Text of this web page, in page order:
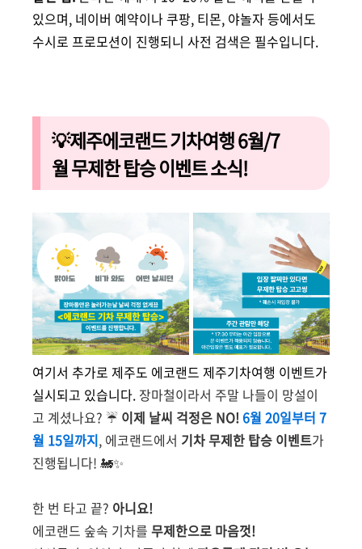
있으며, 네이버 예약이나 쿠팡, 티몬, 야놀자 등에서도
수시로 프로모션이 진행되니 사전 검색은 필수입니다.
💡제주에코랜드 기차여행 6월/7
월 무제한 탑승 이벤트 소식!
여기서 추가로 제주도 에코랜드 제주기차여행 이벤트가
실시되고 있습니다. 장마철이라서 주말 나들이 망설이
고 계셨나요? ☔️ 이제 날씨 걱정은 NO! 6월 20일부터 7
월 15일까지, 에코랜드에서 기차 무제한 탑승 이벤트가
진행됩니다! 🚂✨
한 번 타고 끝? 아니요!
에코랜드 숲속 기차를 무제한으로 마음껏!